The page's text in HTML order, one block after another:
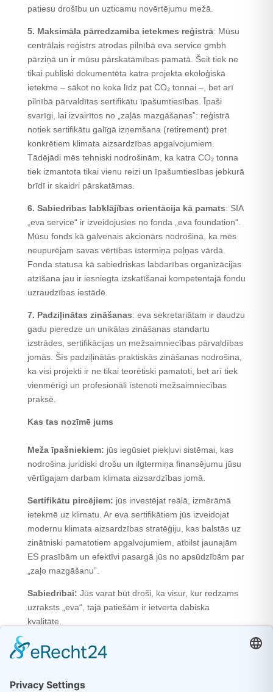
patiesu drošību un uzticamu novērtējumu mežā.
5. Maksimāla pārredzamība ietekmes reģistrā: Mūsu
centrālais reģistrs atrodas pilnībā eva service gmbh
pārziņā un ir mūsu pārskatāmības pamatā. Šeit tiek ne
tikai publiski dokumentēta katra projekta ekoloģiskā
ietekme – sākot no koka līdz pat CO₂ tonnai –, bet arī
pilnībā pārvaldītas sertifikātu īpašumtiesības. Īpaši
svarīgi, lai izvairītos no „zaļās mazgāšanas”: reģistrā
notiek sertifikātu galīgā izņemšana (retirement) pret
konkrētiem klimata aizsardzības apgalvojumiem.
Tādējādi mēs tehniski nodrošinām, ka katra CO₂ tonna
tiek izmantota tikai vienu reizi un īpašumtiesības jebkurā
brīdī ir skaidri pārskatāmas.
6. Sabiedrības labklājības orientācija kā pamats: SIA
„eva service“ ir izveidojusies no fonda „eva foundation“.
Mūsu fonds kā galvenais akcionārs nodrošina, ka mēs
neupurējam savas vērtības īstermiņa peļņas vārdā.
Fonda statusa kā sabiedriskas labdarības organizācijas
atzīšana jau ir iesniegta izskatīšanai kompetentajā fondu
uzraudzības iestādē.
7. Padziļinātas zināšanas: eva sekretariātam ir daudzu
gadu pieredze un unikālas zināšanas standartu
izstrādes, sertifikācijas un mežsaimniecības pārvaldības
jomās. Šīs padziļinātās praktiskās zināšanas nodrošina,
ka visi projekti ir ne tikai teorētiski pamatoti, bet arī tiek
vienmērīgi un profesionāli īstenoti mežsaimniecības
praksē.
Kas tas nozīmē jums
Meža īpašniekiem: jūs iegūsiet piekļuvi sistēmai, kas
nodrošina juridiski drošu un ilgtermiņa finansējumu jūsu
vērtīgajam darbam klimata aizsardzības jomā.
Sertifikātu pircējiem: jūs investējat reālā, izmērāmā
ietekmē uz klimatu. Ar eva sertifikātiem jūs izveidojat
modernu klimata aizsardzības stratēģiju, kas balstās uz
zinātniski pamatotiem apgalvojumiem, atbilst jaunajām
ES prasībām un efektīvi pasargā jūs no apsūdzībām par
„zaļo mazgāšanu”.
Sabiedrībai: Jūs varat būt droši, ka visur, kur redzams
uzraksts „eva“, tajā patiešām ir ietverta dabiska
kvalitāte.
„Zaļo mazgāšanu“ nevar novērst vienīgi ar nodomu
paziņojumiem vai daļēji vai pilnībā atturoties runāt par